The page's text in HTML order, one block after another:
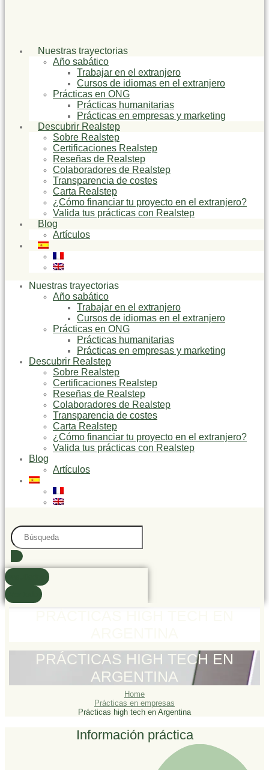
Nuestras trayectorias
Año sabático
Trabajar en el extranjero
Cursos de idiomas en el extranjero
Prácticas en ONG
Prácticas humanitarias
Prácticas en empresas y marketing
Descubrir Realstep
Sobre Realstep
Certificaciones Realstep
Reseñas de Realstep
Colaboradores de Realstep
Transparencia de costes
Carta Realstep
¿Cómo financiar tu proyecto en el extranjero?
Valida tus prácticas con Realstep
Blog
Artículos
Nuestras trayectorias
Año sabático
Trabajar en el extranjero
Cursos de idiomas en el extranjero
Prácticas en ONG
Prácticas humanitarias
Prácticas en empresas y marketing
Descubrir Realstep
Sobre Realstep
Certificaciones Realstep
Reseñas de Realstep
Colaboradores de Realstep
Transparencia de costes
Carta Realstep
¿Cómo financiar tu proyecto en el extranjero?
Valida tus prácticas con Realstep
Blog
Artículos
Search
...
PRÁCTICAS HIGH TECH EN
ARGENTINA
Home
Prácticas en empresas
Prácticas high tech en Argentina
Información práctica